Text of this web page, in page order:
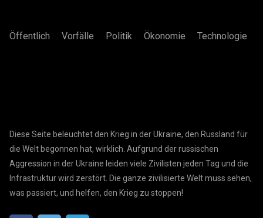
Öffentlich Vorfälle Politik Ökonomie Technologie
Diese Seite beleuchtet den Krieg in der Ukraine, den Russland für
die Welt begonnen hat, wirklich. Aufgrund der russischen
Aggression in der Ukraine leiden viele Zivilisten jeden Tag und die
Infrastruktur wird zerstört. Die ganze zivilisierte Welt muss sehen,
was passiert, und helfen, den Krieg zu stoppen!